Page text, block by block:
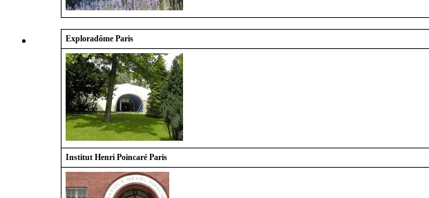
Exploradôme Paris
Institut Henri Poincaré Paris